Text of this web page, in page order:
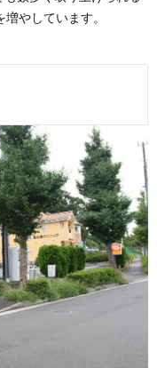
やしています。